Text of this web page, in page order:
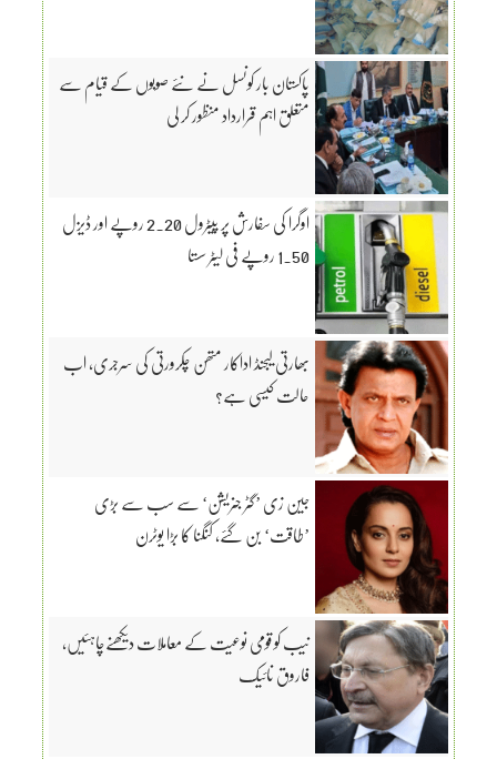
پاکستان بار کونسل نے نئے صوبوں کے قیام سے
متعلق اہم قرارداد منظور کر لی
اوگرا کی سفارش پر پیٹرول 2.20 روپے اور ڈیزل
1.50 روپے فی لیٹر سستا
بھارتی لیجنڈ اداکار متھن چکرورتی کی سرجری، اب
حالت کیسی ہے؟
جین زی ’گٹر جنریشن‘ سے سب سے بڑی
’طاقت‘ بن گئے، کنگنا کا بڑا یوٹرن
نیب کو قومی نوعیت کے معاملات دیکھنےچاہئیں،
فاروق نائیک